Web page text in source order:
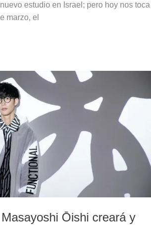
estudio en Israel; pero hoy nos toca
marzo, el
Ōishi creará y